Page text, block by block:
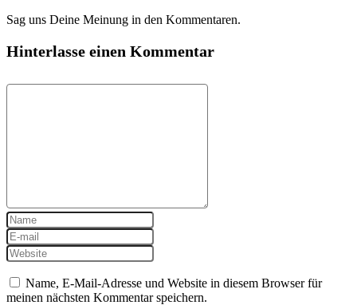
Sag uns Deine Meinung in den Kommentaren.
Hinterlasse einen Kommentar
Name, E-Mail-Adresse und Website in diesem Browser für
meinen nächsten Kommentar speichern.